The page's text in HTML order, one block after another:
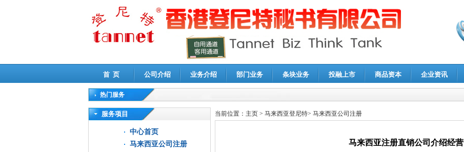
首 页 公司介绍 业务介绍 部门业务 条块业务 投融上市 商品资本 企业资讯
热门服务
高新技术企业认定审计|企业所得税汇算清缴申报鉴证
服务项目
中心首页
马来西亚公司注册
当前位置： 主页 > 马来西亚登尼特> 马来西亚公司注册
马来西亚注册直销公司介绍经营